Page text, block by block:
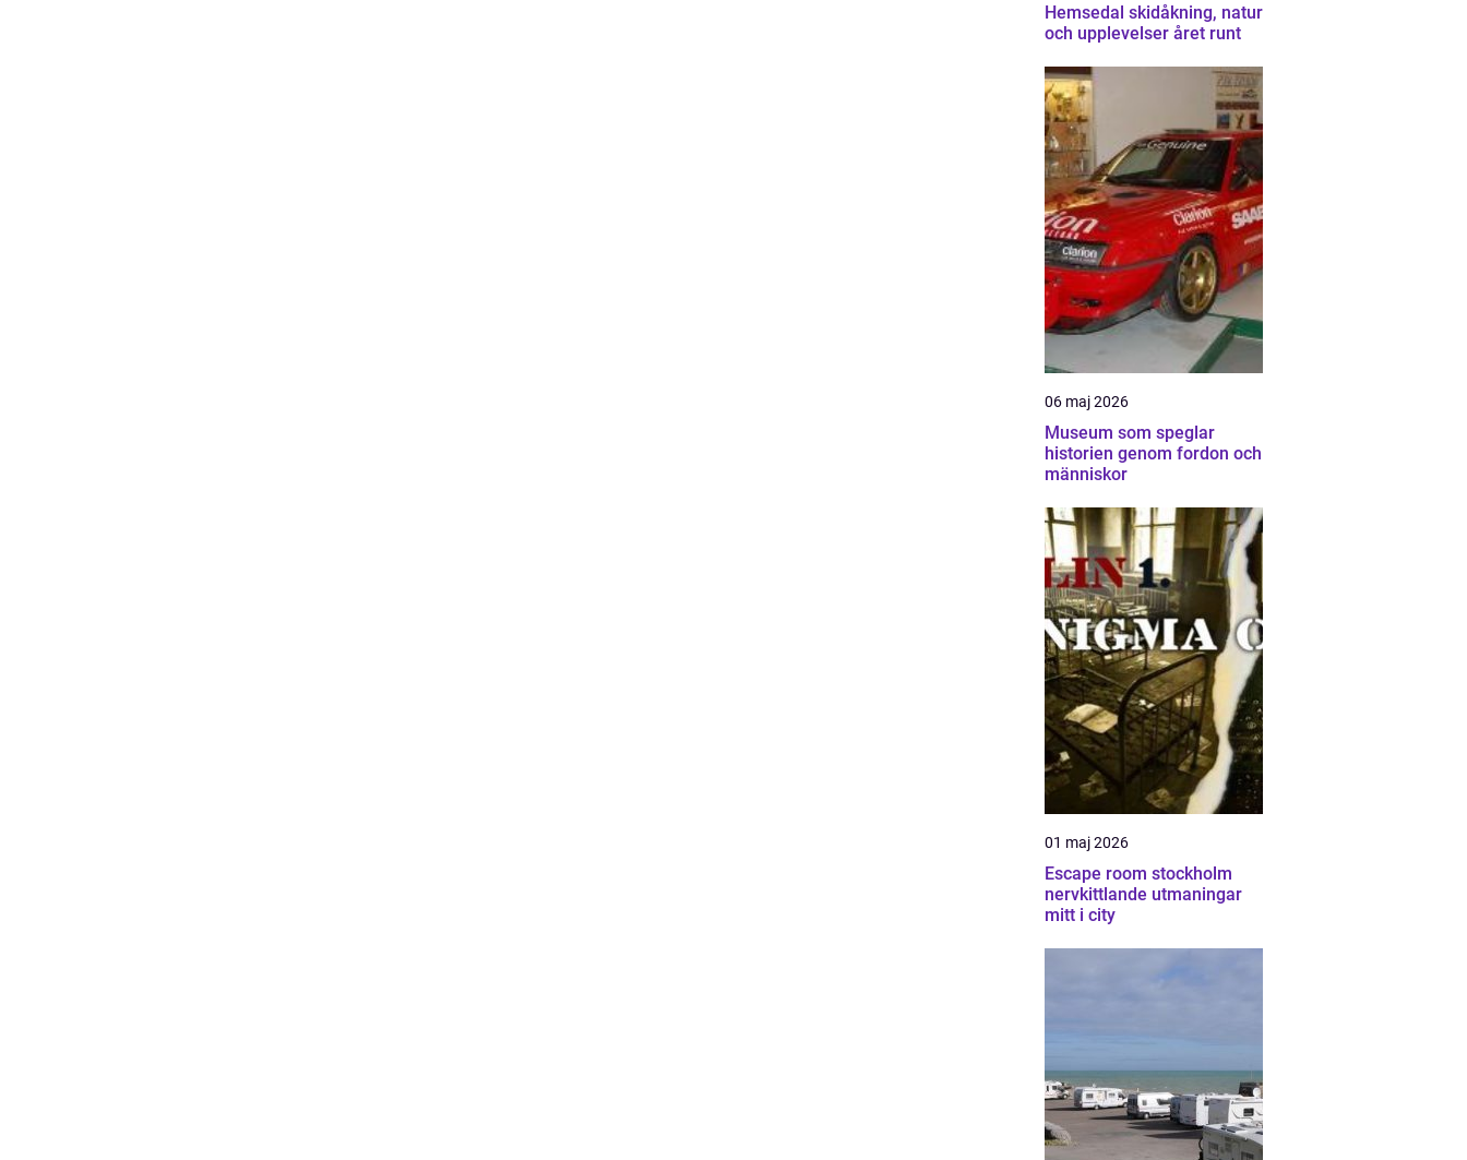
Hemsedal skidåkning, natur
och upplevelser året runt
06 maj 2026
Museum som speglar
historien genom fordon och
människor
01 maj 2026
Escape room stockholm
nervkittlande utmaningar
mitt i city